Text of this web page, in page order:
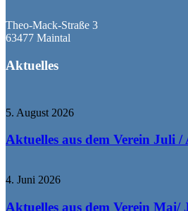
Theo-Mack-Straße 3
63477 Maintal
Aktuelles
5. August 2026
Aktuelles aus dem Verein Juli /
4. Juni 2026
Aktuelles aus dem Verein Mai/